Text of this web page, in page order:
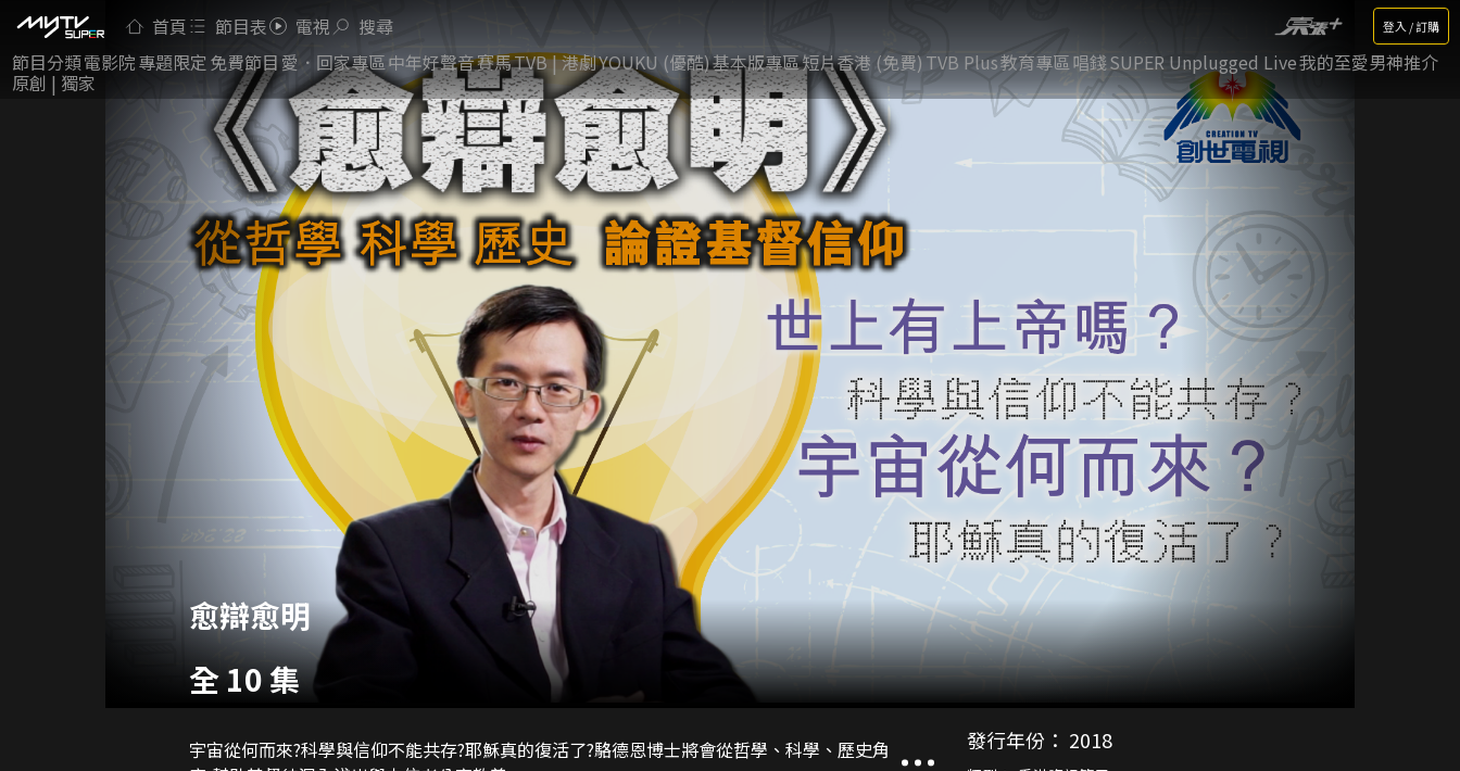
首頁 節目表 電視 搜尋 登入 / 訂購
節目分類電影院專題限定 免費節目愛．回家專區中年好聲音賽馬TVB | 港劇YOUKU (優酷)基本版專區短片香港 (免費)TVB Plus教育專區唱錢SUPER Unplugged Live我的至愛男神推介
原創 | 獨家
愈辯愈明
全 10 集
宇宙從何而來?科學與信仰不能共存?耶穌真的復活了?駱德恩博士將會從哲學、科學、歷史角
發行年份： 2018